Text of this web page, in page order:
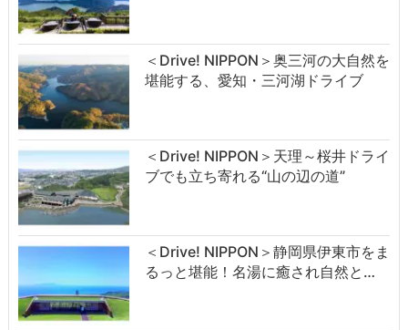
＜Drive! NIPPON＞奥三河の大自然を
堪能する、愛知・三河湖ドライブ
＜Drive! NIPPON＞天理～桜井ドライ
ブでも立ち寄れる“山の辺の道”
＜Drive! NIPPON＞静岡県伊東市をま
るっと堪能！名湯に癒され自然と…